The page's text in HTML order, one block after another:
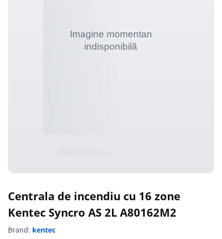
Centrala de incendiu cu 16 zone
Kentec Syncro AS 2L A80162M2
Brand: kentec